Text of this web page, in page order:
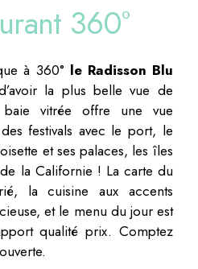
360°
à 360° le Radisson Blu
la plus belle vue de
vitrée offre une vue
festivals avec le port, le
et ses palaces, les îles
la Californie ! La carte du
la cuisine aux accents
et le menu du jour est
qualité prix. Comptez